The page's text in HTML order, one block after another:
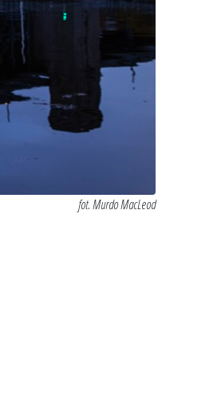
fot. Murdo MacLeod